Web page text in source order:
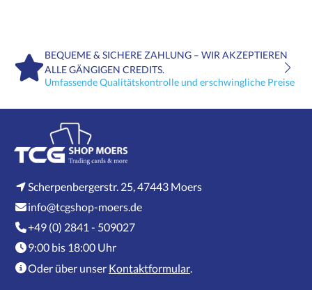
BEQUEME & SICHERE ZAHLUNG – WIR AKZEPTIEREN
ALLE GÄNGIGEN CREDITS.
Umfassende Qualitätskontrolle und erschwingliche Preise
Scherpenbergerstr. 25, 47443 Moers
info@tcgshop-moers.de
+49 (0) 2841 - 509027
9:00 bis 18:00 Uhr
Oder über unser Kontaktformular